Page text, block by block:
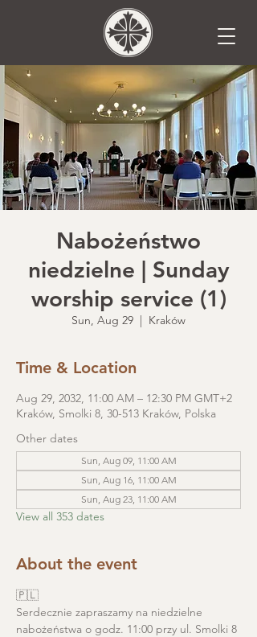
Nabożeństwo
niedzielne | Sunday
worship service (1)
Sun, Aug 29
  |
Kraków
Time & Location
Aug 29, 2032, 11:00 AM – 12:30 PM GMT+2
Kraków, Smolki 8, 30-513 Kraków, Polska
Other dates
Sun, Aug 09, 11:00 AM
Sun, Aug 16, 11:00 AM
Sun, Aug 23, 11:00 AM
View all 353 dates
About the event
🇵🇱
Serdecznie zapraszamy na niedzielne
nabożeństwa o godz. 11:00 przy ul. Smolki 8